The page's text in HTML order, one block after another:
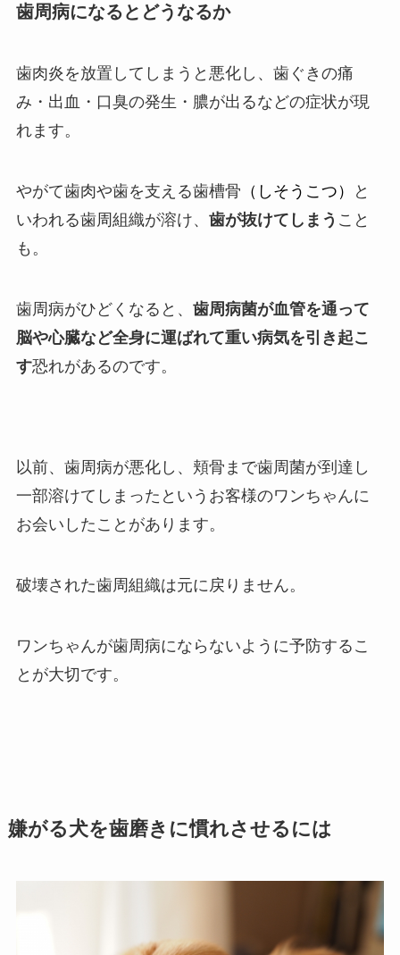
歯周病になるとどうなるか
歯肉炎を放置してしまうと悪化し、歯ぐきの痛
み・出血・口臭の発生・膿が出るなどの症状が現
れます。
やがて歯肉や歯を支える歯槽骨 （しそうこつ）
と
いわれる歯周組織が溶け、 歯が抜けてしまう こと
も。
歯周病がひどくなると、 歯周病菌が血管を通って
脳や心臓など全身に運ばれて重い病気を引き起こ
す恐れがあるのです。
以前、歯周病が悪化し、頬骨まで歯周菌が到達し
一部溶けてしまったというお客様のワンちゃんに
お会いしたことがあります。
破壊された歯周組織は元に戻りません。
ワンちゃんが歯周病にならないように予防するこ
とが大切です。
嫌がる犬を歯磨きに慣れさせるには